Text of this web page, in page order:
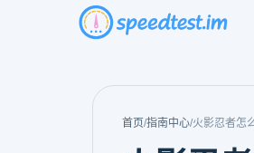
首页/指南中心/火影忍者怎